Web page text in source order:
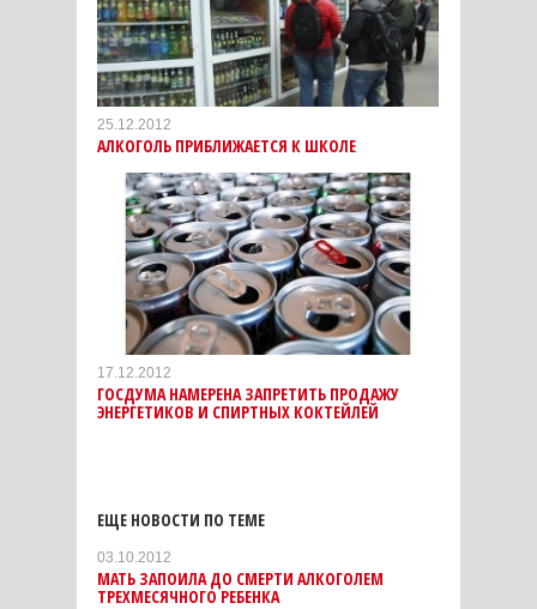
25.12.2012
АЛКОГОЛЬ ПРИБЛИЖАЕТСЯ К ШКОЛЕ
17.12.2012
ГОСДУМА НАМЕРЕНА ЗАПРЕТИТЬ ПРОДАЖУ
ЭНЕРГЕТИКОВ И СПИРТНЫХ КОКТЕЙЛЕЙ
ЕЩЕ НОВОСТИ ПО ТЕМЕ
03.10.2012
МАТЬ ЗАПОИЛА ДО СМЕРТИ АЛКОГОЛЕМ
ТРЕХМЕСЯЧНОГО РЕБЕНКА